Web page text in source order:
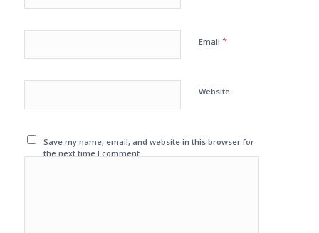
Email *
Website
Save my name, email, and website in this browser for
the next time I comment.